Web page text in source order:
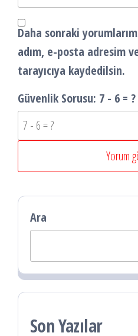
Daha sonraki
adım, e-posta adresim
tarayıcıya kaydedilsin.
Güvenlik Sorusu: 7 - 6 = ?
Ara
Son Yazılar